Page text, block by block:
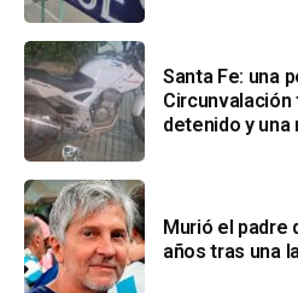
Santa Fe: una
detenido y
Murió el padre
años tras una